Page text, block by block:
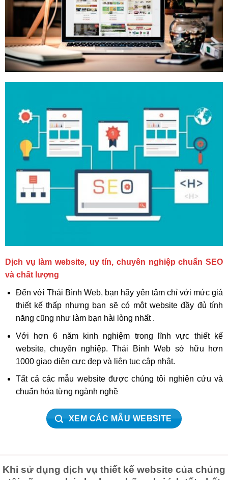
Dịch vụ làm website, uy tín, chuyên nghiệp chuẩn SEO
và chất lượng
Đến với Thái Bình Web, bạn hãy yên tâm chỉ với mức giá
thiết kế thấp nhưng bạn sẽ có một website đầy đủ tính
năng cũng như làm bạn hài lòng nhất .
Với hơn 6 năm kinh nghiệm trong lĩnh vực thiết kế
website, chuyên nghiệp. Thái Bình Web sở hữu hơn
1000 giao diện cực đẹp và liên tục cập nhật.
Tất cả các mẫu website được chúng tôi nghiên cứu và
chuẩn hóa từng ngành nghề
XEM CÁC MẪU WEBSITE
Khi sử dụng dịch vụ thiết kế website của chúng